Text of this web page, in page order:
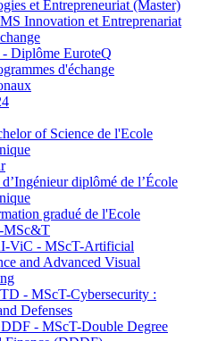
et Entrepreneuriat (Master)
Innovation et Entreprenariat
Diplôme EuroteQ
d'échange
of Science de l'Ecole
diplômé de l’École
gradué de l'Ecole
MSc&T
ViC - MScT-Artificial
and Advanced Visual
- MScT-Cybersecurity :
Defenses
- MScT-Double Degree